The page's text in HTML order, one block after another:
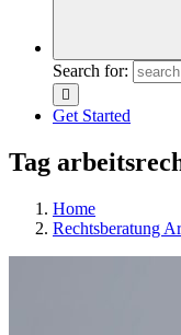
Search for:
Get Started
Tag
Home
Rechtsberatung